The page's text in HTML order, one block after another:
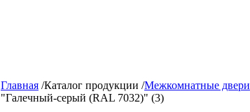
Главная /Каталог продукции /Межкомнатные двери
"Галечный-серый (RAL 7032)" (3)